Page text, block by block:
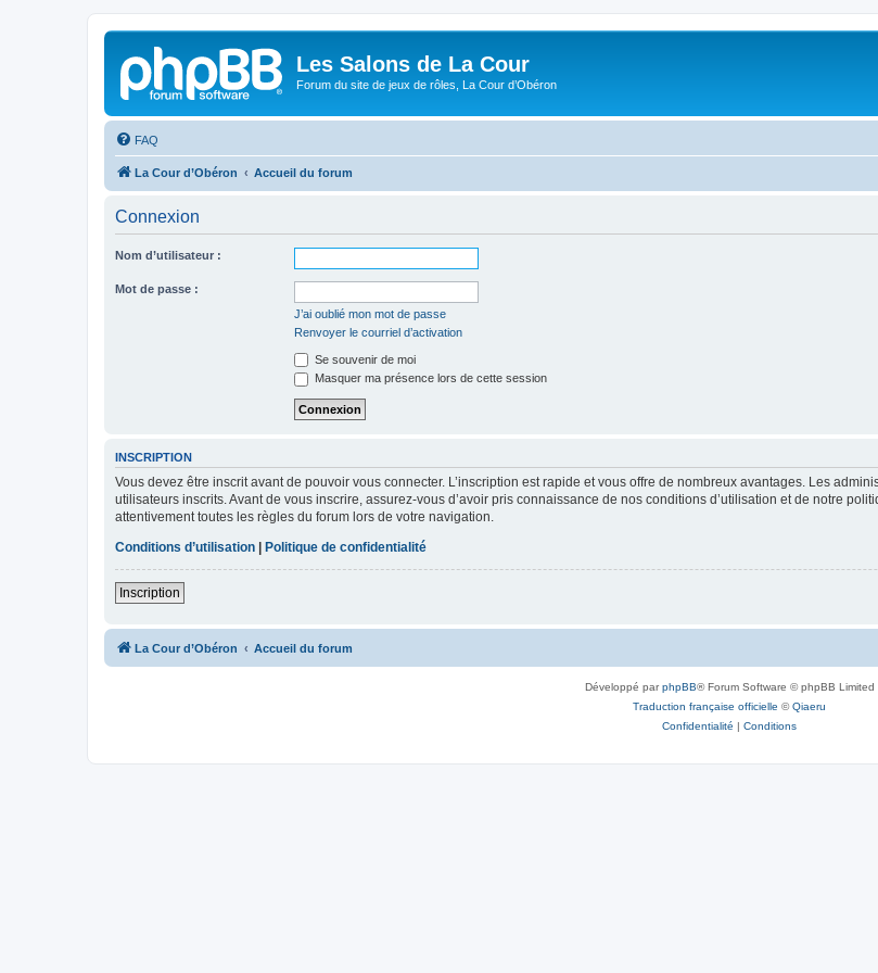
Les Salons de La Cour
Forum du site de jeux de rôles, La Cour d’Obéron
FAQ
La Cour d’Obéron Accueil du forum
Connexion
Nom d’utilisateur :
Mot de passe :
J’ai oublié mon mot de passe
Renvoyer le courriel d’activation
Se souvenir de moi
Masquer ma présence lors de cette session
INSCRIPTION
Vous devez être inscrit avant de pouvoir vous connecter. L’inscription est rapide et vous offre de nombreux avantages. Les
utilisateurs inscrits. Avant de vous inscrire, assurez-vous d’avoir pris connaissance de nos conditions d’utilisation et de notre
attentivement toutes les règles du forum lors de votre navigation.
Conditions d’utilisation
Politique de confidentialité
Inscription
La Cour d’Obéron Accueil du forum
Développé parphpBB® Forum Software © phpBB Limited
Traduction française officielle ©Qiaeru
Confidentialité | Conditions